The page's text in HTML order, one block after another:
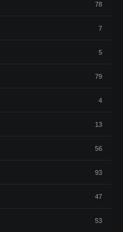
78
7
5
79
4
13
56
93
47
53